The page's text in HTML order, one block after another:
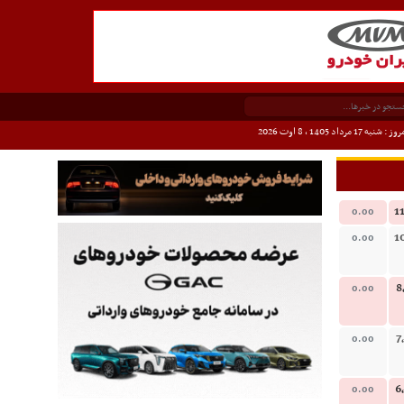
: شنبه 17 مرداد 1405 ، 8 اوت 2026
0.00
0.00
0.00
0.00
0.00